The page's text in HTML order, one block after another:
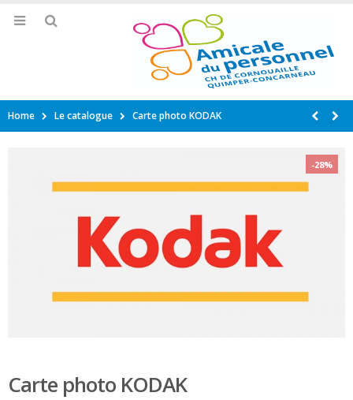
Home Le catalogue Carte photo KODAK
-28%
Carte photo KODAK